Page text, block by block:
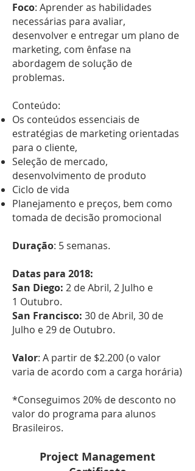
Foco: Aprender as habilidades
necessárias para avaliar,
desenvolver e entregar um plano de
marketing, com ênfase na
abordagem de solução de
problemas.
Conteúdo:
Os conteúdos essenciais de
estratégias de marketing orientadas
para o cliente,
Seleção de mercado,
desenvolvimento de produto
Ciclo de vida
Planejamento e preços, bem como
tomada de decisão promocional
Duração: 5 semanas.
Datas para 2018:
San Diego: 2 de Abril, 2 Julho e
1 Outubro.
San Francisco: 30 de Abril, 30 de
Julho e 29 de Outubro.
Valor: A partir de $2.200 (o valor
varia de acordo com a carga horária)
*Conseguimos 20% de desconto no
valor do programa para alunos
Brasileiros.
Project Management